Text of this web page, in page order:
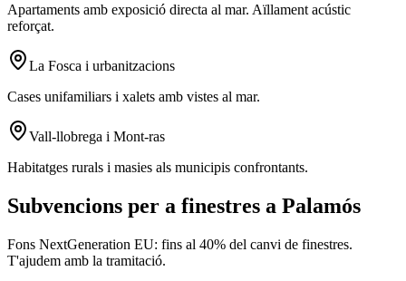
Apartaments amb exposició directa al mar. Aïllament acústic
reforçat.
La Fosca i urbanitzacions
Cases unifamiliars i xalets amb vistes al mar.
Vall-llobrega i Mont-ras
Habitatges rurals i masies als municipis confrontants.
Subvencions per a finestres a Palamós
Fons NextGeneration EU: fins al 40% del canvi de finestres.
T'ajudem amb la tramitació.